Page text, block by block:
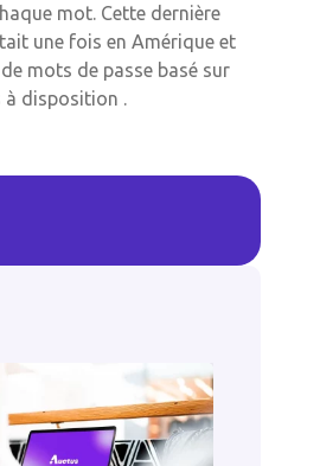
mot. Cette dernière
une fois en Amérique et
mots de passe basé sur
à disposition .